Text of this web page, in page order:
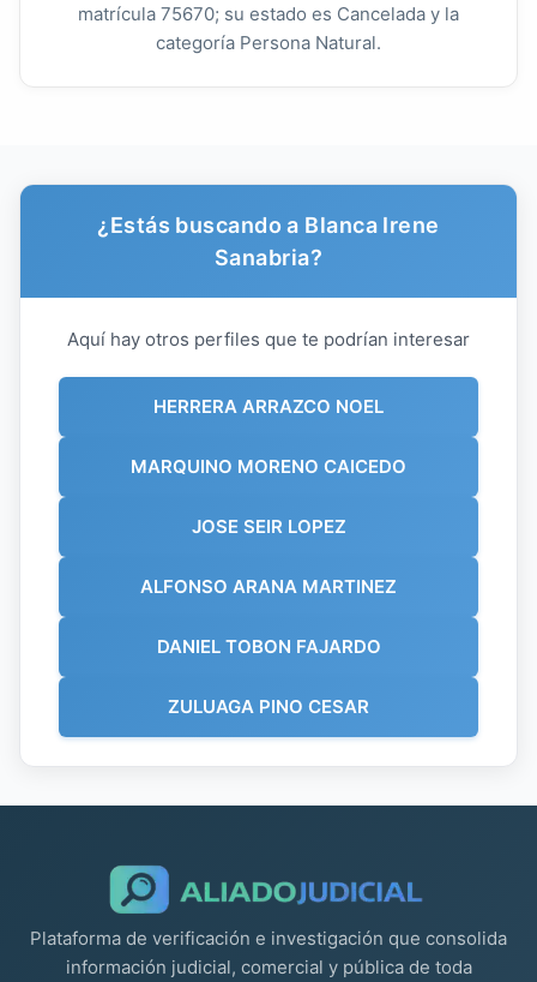
matrícula 75670; su estado es Cancelada y la
categoría Persona Natural.
¿Estás buscando a Blanca Irene
Sanabria?
Aquí hay otros perfiles que te podrían interesar
HERRERA ARRAZCO NOEL
MARQUINO MORENO CAICEDO
JOSE SEIR LOPEZ
ALFONSO ARANA MARTINEZ
DANIEL TOBON FAJARDO
ZULUAGA PINO CESAR
Plataforma de verificación e investigación que consolida
información judicial, comercial y pública de toda